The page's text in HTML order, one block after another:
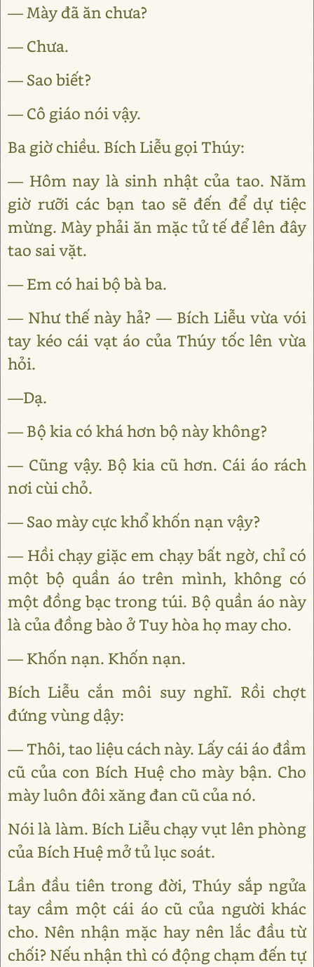
— Mày đã ăn chưa?
— Chưa.
— Sao biết?
— Cô giáo nói vậy.
Ba giờ chiều. Bích Liễu gọi Thúy:
— Hôm nay là sinh nhật của tao. Năm
giờ rưỡi các bạn tao sẽ đến để dự tiệc
mừng. Mày phải ăn mặc tử tế để lên đây
tao sai vặt.
— Em có hai bộ bà ba.
— Như thế này hả? — Bích Liễu vừa vói
tay kéo cái vạt áo của Thúy tốc lên vừa
hỏi.
—Dạ.
— Bộ kia có khá hơn bộ này không?
— Cũng vậy. Bộ kia cũ hơn. Cái áo rách
nơi cùi chỏ.
— Sao mày cực khổ khốn nạn vậy?
— Hồi chạy giặc em chạy bất ngờ, chỉ có
một bộ quần áo trên mình, không có
một đồng bạc trong túi. Bộ quần áo này
là của đồng bào ở Tuy hòa họ may cho.
— Khốn nạn. Khốn nạn.
Bích Liễu cắn môi suy nghĩ. Rồi chợt
đứng vùng dậy:
— Thôi, tao liệu cách này. Lấy cái áo đầm
cũ của con Bích Huệ cho mày bận. Cho
mày luôn đôi xăng đan cũ của nó.
Nói là làm. Bích Liễu chạy vụt lên phòng
của Bích Huệ mở tủ lục soát.
Lần đầu tiên trong đời, Thúy sắp ngửa
tay cầm một cái áo cũ của người khác
cho. Nên nhận mặc hay nên lắc đầu từ
chối? Nếu nhận thì có động chạm đến tự